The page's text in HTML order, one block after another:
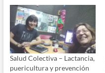
Salud Colectiva – Lactancia,
puericultura y prevención